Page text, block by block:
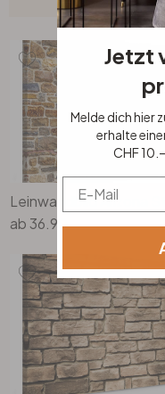
ab36.90
Jetzt
Melde dich hier
erhalte
CHF
Email